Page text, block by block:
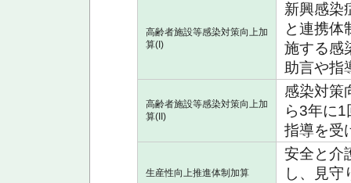
高齢者施設等感染対策向上加
算(I)
新興感染
と連携体
施する感
助言や指
高齢者施設等感染対策向上加
算(II)
感染対策
ら3年に
指導を受
生産性向上推進体制加算
安全と介
し、見守